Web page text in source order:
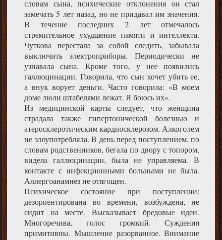
словам сына, психические отклонения он стал
замечать 5 лет назад, но не придавал им значения.
В течение последних 2 лет отмечалось
стремительное ухудшение памяти и интеллекта.
Чуткова перестала за собой следить, забывала
выключить электроприборы. Периодически не
узнавала сына. Кроме того, у нее появились
галлюцинации. Говорила, что сын хочет убить ее,
а внук ворует деньги. Часто говорила: «В моем
доме люли штабелями лежат. Я боюсь их».
Из медицинской карты следует, что женщина
страдала также гипертонической болезнью и
атеросклеротическим кардиосклерозом. Алкоголем
не злоупотребляла. В день перед поступлением, по
словам родственников, бегала по двору с топором,
видела галлюцинации, была не управляема. В
контакте с инфекционными больными не была.
Аллергоанамнез не отягощен.
Психическое состояние при поступлении:
дезориентирована во времени, возбуждена, не
сидит на месте. Высказывает бредовые идеи.
Многоречива, голос громкий. Суждения
примитивны. Мышление разорванное. Внимание